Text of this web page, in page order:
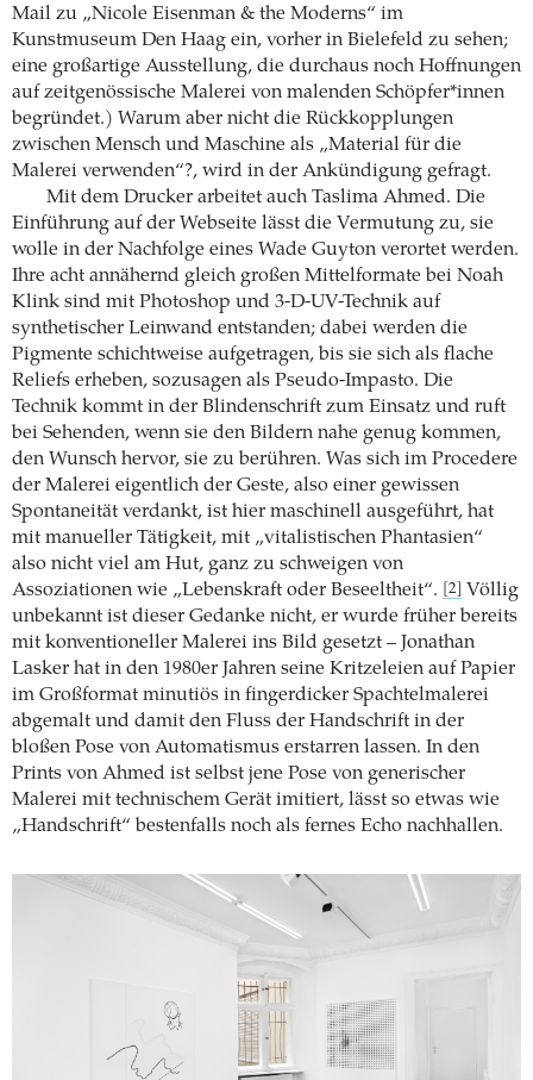
Mail zu „Nicole Eisenman & the Moderns“ im
Kunstmuseum Den Haag ein, vorher in Bielefeld zu sehen;
eine großartige Ausstellung, die durchaus noch Hoffnungen
auf zeitgenössische Malerei von malenden Schöpfer*innen
begründet.) Warum aber nicht die Rückkopplungen
zwischen Mensch und Maschine als „Material für die
Malerei verwenden“?, wird in der Ankündigung gefragt.
Mit dem Drucker arbeitet auch Taslima Ahmed. Die
Einführung auf der Webseite lässt die Vermutung zu, sie
wolle in der Nachfolge eines Wade Guyton verortet werden.
Ihre acht annähernd gleich großen Mittelformate bei Noah
Klink sind mit Photoshop und 3-D-UV-Technik auf
synthetischer Leinwand entstanden; dabei werden die
Pigmente schichtweise aufgetragen, bis sie sich als flache
Reliefs erheben, sozusagen als Pseudo-Impasto. Die
Technik kommt in der Blindenschrift zum Einsatz und ruft
bei Sehenden, wenn sie den Bildern nahe genug kommen,
den Wunsch hervor, sie zu berühren. Was sich im Procedere
der Malerei eigentlich der Geste, also einer gewissen
Spontaneität verdankt, ist hier maschinell ausgeführt, hat
mit manueller Tätigkeit, mit „vitalistischen Phantasien“
also nicht viel am Hut, ganz zu schweigen von
Assoziationen wie „Lebenskraft oder Beseeltheit“.
[2]
Völlig
unbekannt ist dieser Gedanke nicht, er wurde früher bereits
mit konventioneller Malerei ins Bild gesetzt – Jonathan
Lasker hat in den 1980er Jahren seine Kritzeleien auf Papier
im Großformat minutiös in fingerdicker Spachtelmalerei
abgemalt und damit den Fluss der Handschrift in der
bloßen Pose von Automatismus erstarren lassen. In den
Prints von Ahmed ist selbst jene Pose von generischer
Malerei mit technischem Gerät imitiert, lässt so etwas wie
„Handschrift“ bestenfalls noch als fernes Echo nachhallen.